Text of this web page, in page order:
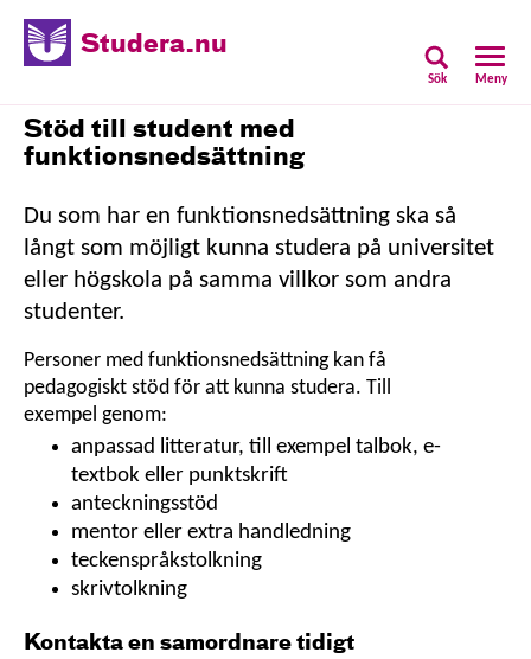
Studera.nu
Sök Meny
Stöd till student med
funktionsnedsättning
­Du som har en funktions­nedsättning ska så
långt som möjligt kunna studera på universitet
eller högskola på samma villkor som andra
studenter.
Personer med funktions­ned­sätt­ning kan få
pedagogiskt stöd för att kunna studera. Till
exempel genom:
anpassad litteratur, till exempel talbok, e-
textbok eller punktskrift
anteckningsstöd
mentor eller extra handledning
teckenspråkstolkning
skrivtolkning
Kontakta en samordnare tidigt